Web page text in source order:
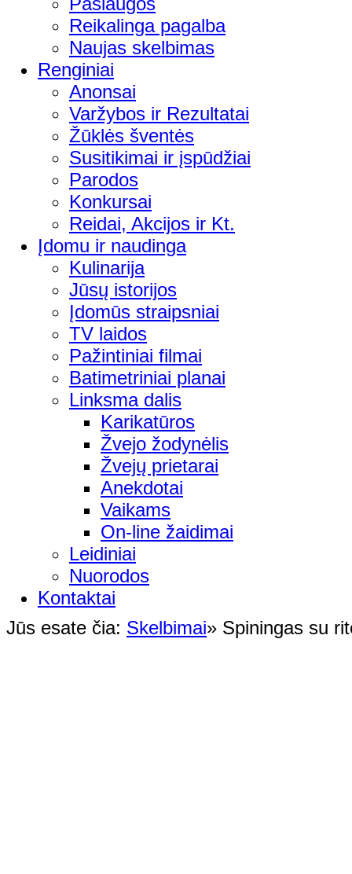
Reikalinga pagalba
Naujas skelbimas
Renginiai
Anonsai
Varžybos ir Rezultatai
Žūklės šventės
Susitikimai ir įspūdžiai
Parodos
Konkursai
Reidai, Akcijos ir Kt.
Įdomu ir naudinga
Kulinarija
Jūsų istorijos
Įdomūs straipsniai
TV laidos
Pažintiniai filmai
Batimetriniai planai
Linksma dalis
Karikatūros
Žvejo žodynėlis
Žvejų prietarai
Anekdotai
Vaikams
On-line žaidimai
Leidiniai
Nuorodos
Kontaktai
Jūs esate čia: Skelbimai» Spiningas su